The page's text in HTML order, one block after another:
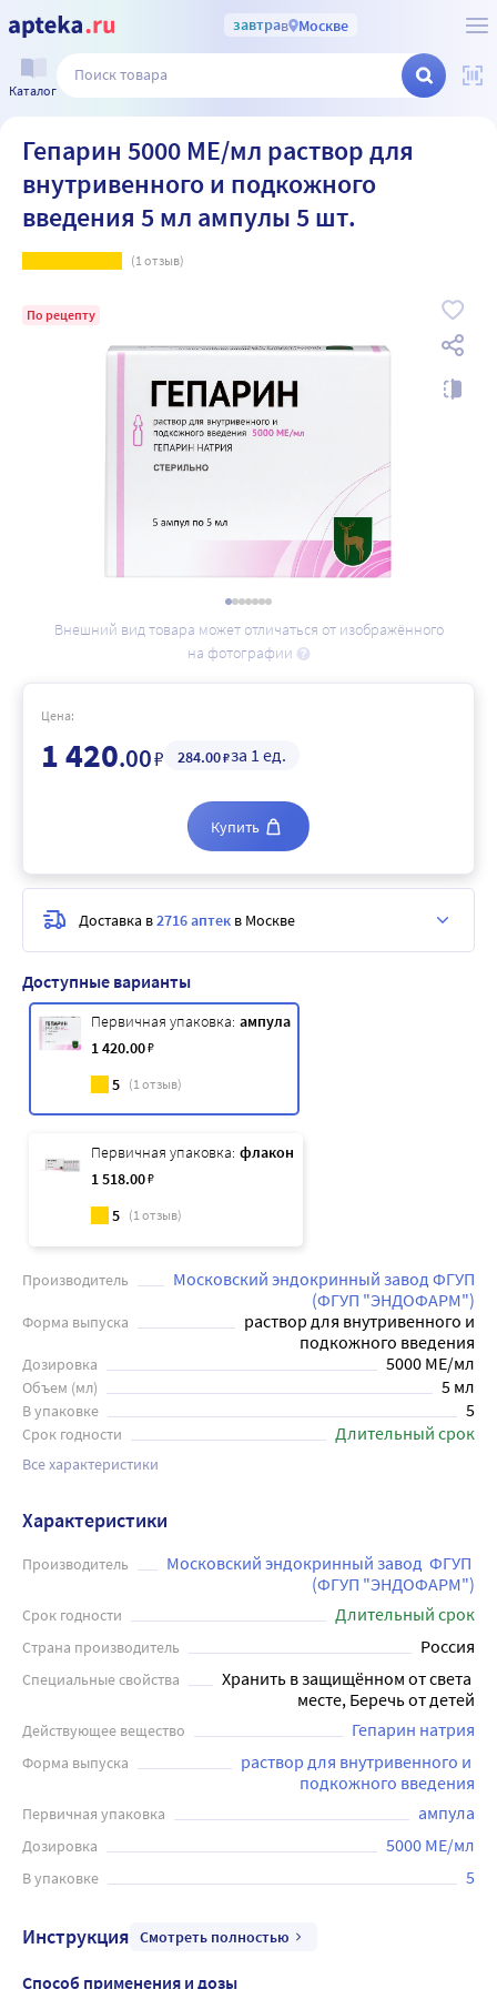
завтрав Москве
Каталог
Гепарин 5000 МЕ/мл раствор для
внутривенного и подкожного
введения 5 мл ампулы 5 шт.
(1отзыв)
По рецепту
Внешний вид товара может отличаться от изображённого
на фотографии
Доступные варианты
Первичная упаковка: ампула
1 420.00₽
5 (1отзыв)
Первичная упаковка: флакон
1 518.00₽
5 (1отзыв)
Производитель
Московский эндокринный завод ФГУП
(ФГУП "ЭНДОФАРМ")
Форма выпуска
раствор для внутривенного и
подкожного введения
Дозировка 5000 МЕ/мл
Объем (мл) 5 мл
В упаковке 5
Срок годности Длительный срок
Все характеристики
Цена:
1 420.00₽ 284.00₽за 1 ед.
Купить
Доставка в2716 аптек в Москве
Характеристики
Производитель
Московский эндокринный завод  ФГУП
(ФГУП "ЭНДОФАРМ")
Срок годности Длительный срок
Страна производитель Россия
Специальные свойства
Хранить в защищённом от света
месте, Беречь от детей
Действующее вещество Гепарин натрия
Форма выпуска
раствор для внутривенного и
подкожного введения
Первичная упаковка ампула
Дозировка 5000 МЕ/мл
В упаковке 5
Инструкция Смотреть полностью
Способ применения и дозы